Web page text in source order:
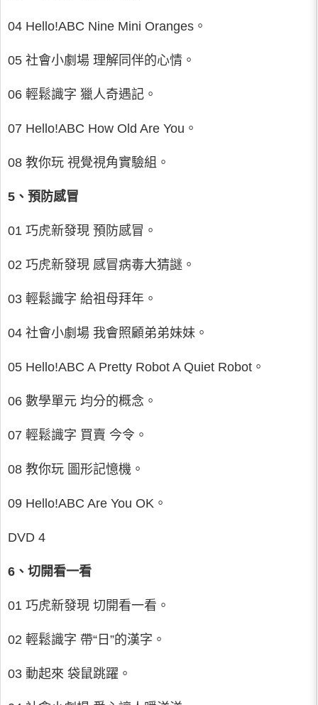
04 Hello!ABC Nine Mini Oranges。
05 社會小劇場 理解同伴的心情。
06 輕鬆識字 獵人奇遇記。
07 Hello!ABC How Old Are You。
08 教你玩 視覺視角實驗組。
5、預防感冒
01 巧虎新發現 預防感冒。
02 巧虎新發現 感冒病毒大猜謎。
03 輕鬆識字 給祖母拜年。
04 社會小劇場 我會照顧弟弟妹妹。
05 Hello!ABC A Pretty Robot A Quiet Robot。
06 數學單元 均分的概念。
07 輕鬆識字 買賣 今令。
08 教你玩 圖形記憶機。
09 Hello!ABC Are You OK。
DVD 4
6、切開看一看
01 巧虎新發現 切開看一看。
02 輕鬆識字 帶“日”的漢字。
03 動起來 袋鼠跳躍。